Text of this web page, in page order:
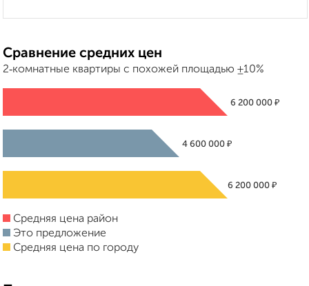
Сравнение средних цен
2‑комнатные квартиры с похожей площадью ±10%
6 200 000 ₽
4 600 000 ₽
6 200 000 ₽
Средняя цена район
Это предложение
Средняя цена по городу